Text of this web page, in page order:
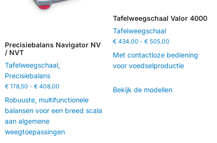
Precisiebalans Navigator NV
/ NVT
Tafelweegschaal,
Precisiebalans
€ 178,50 - € 408,00
Robuuste, multifunctionele
balansen voor een breed scala
aan algemene
weegtoepassingen
Tafelweegschaal Valor 4000
Tafelweegschaal
€434,00 - €505,00
Met contactloze bediening
voor voedselproductie
Bekijk de modellen